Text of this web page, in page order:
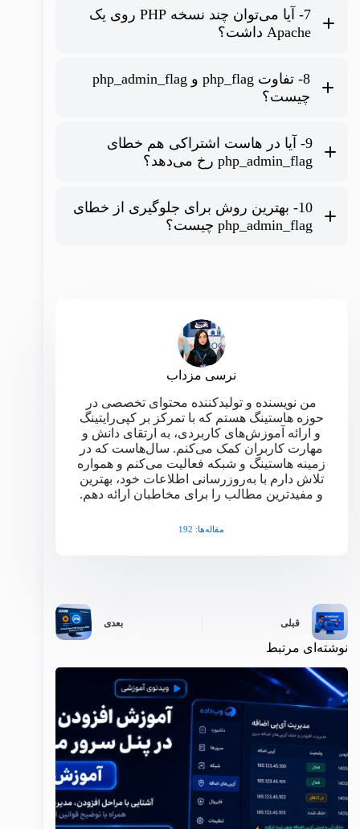
.htaccess
7- آیا می‌توان چند نسخه PHP روی یک
Apache داشت؟
8- تفاوت php_flag و php_admin_flag
چیست؟
php_flag
php_admin_flag
9- آیا در هاست اشتراکی هم خطای
php_admin_flag رخ می‌دهد؟
10- بهترین روش برای جلوگیری از خطای
php_admin_flag چیست؟
نرسی مزداب
من نویسنده و تولیدکننده محتوای تخصصی در
حوزه هاستینگ هستم که با تمرکز بر کپی‌رایتینگ
و ارائه آموزش‌های کاربردی، به ارتقای دانش و
مهارت کاربران کمک می‌کنم. سال‌هاست که در
زمینه هاستینگ و شبکه فعالیت می‌کنم و همواره
تلاش دارم با به‌روزرسانی اطلاعات خود، بهترین
و مفیدترین مطالب را برای مخاطبان ارائه دهم.
مقاله‌ها: 192
قبلی بعدی
نوشته‌ای مرتبط